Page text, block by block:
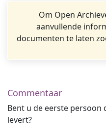
Om Open
aanvullende
documenten te laten
Commentaar
Bent u de eerste
levert?